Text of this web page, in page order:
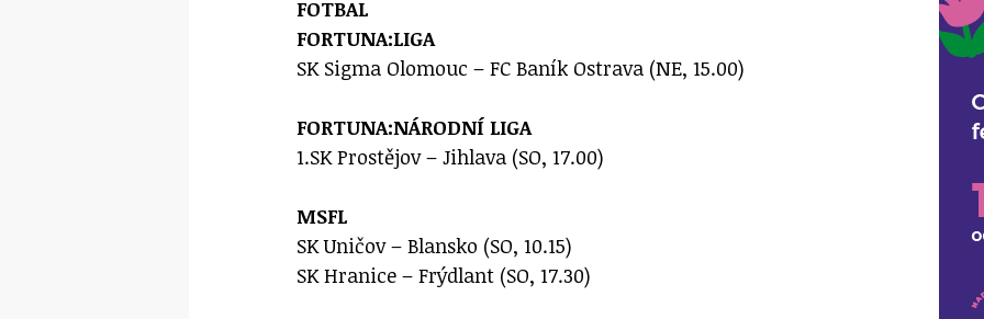
FOTBAL
FORTUNA:LIGA
SK Sigma Olomouc – FC Baník Ostrava (NE, 15.00)
FORTUNA:NÁRODNÍ LIGA
1.SK Prostějov – Jihlava (SO, 17.00)
MSFL
SK Uničov – Blansko (SO, 10.15)
SK Hranice – Frýdlant (SO, 17.30)